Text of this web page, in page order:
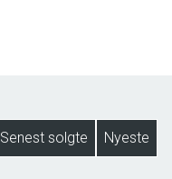
Senest solgte Nyeste